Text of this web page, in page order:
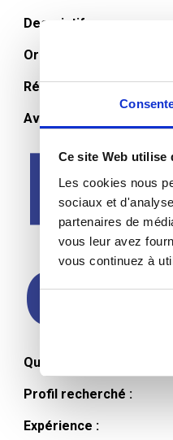
Ce site Web utilise
Les cookies nous
sociaux et
partenaires de
vous leur avez
vous continuez à
Descriptif :
Organisation et horaires
Rémunération :
Avantages :
Qualifications et
Profil recherché :
Expérience :